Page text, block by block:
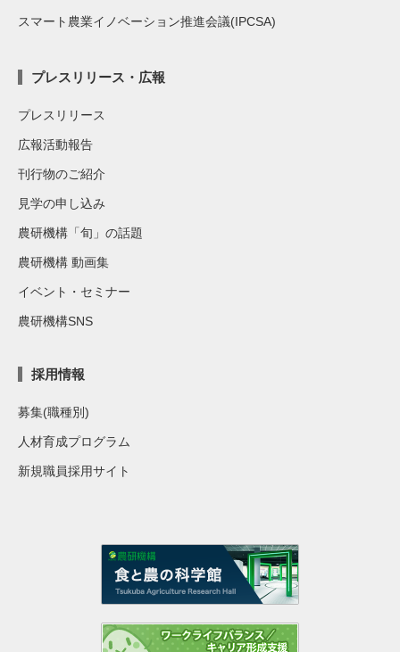
スマート農業イノベーション推進会議(IPCSA)
プレスリリース・広報
プレスリリース
広報活動報告
刊行物のご紹介
見学の申し込み
農研機構「旬」の話題
農研機構 動画集
イベント・セミナー
農研機構SNS
採用情報
募集(職種別)
人材育成プログラム
新規職員採用サイト